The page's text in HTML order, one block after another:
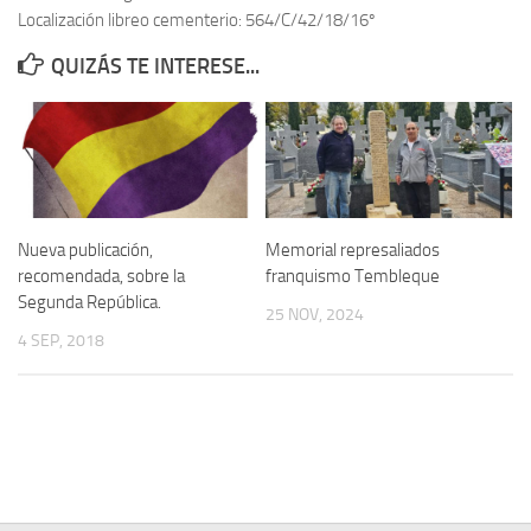
Memoria Histórica
Investigación previa de la represión en Talavera de la Reina (1937-
1947).
Informe Represión en Toledo 1936-1947 | Buscador
Informe de la fosa de abril de 1939 de Tembleque
Enciclopedia Republicana
Militantes históricos IR
Personajes republicanos
Localización libreo cementerio: 564/C/42/18/16º
QUIZÁS TE INTERESE...
Nueva publicación,
recomendada, sobre la
Segunda República.
4 SEP, 2018
Memorial represaliados
franquismo Tembleque
25 NOV, 2024